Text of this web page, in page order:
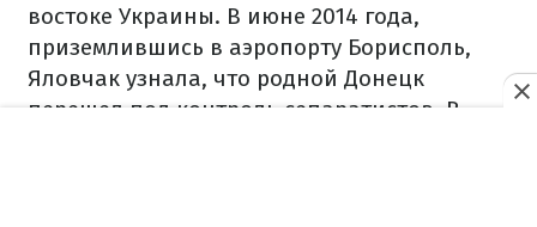
востоке Украины. В июне 2014 года,
приземлившись в аэропорту Борисполь,
Яловчак узнала, что родной Донецк
перешел под контроль сепаратистов. В